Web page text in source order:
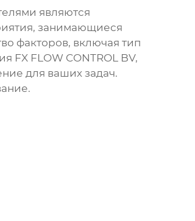
являются
занимающиеся
факторов, включая тип
FX FLOW CONTROL BV,
для ваших задач.